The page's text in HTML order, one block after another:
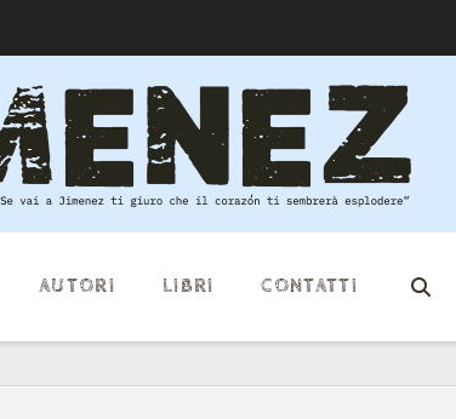
AUTORI LIBRI CONTATTI